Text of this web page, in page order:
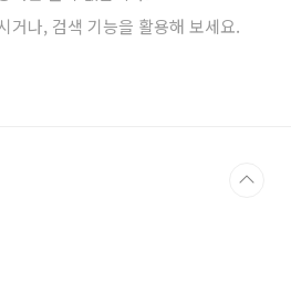
거나, 검색 기능을 활용해 보세요.